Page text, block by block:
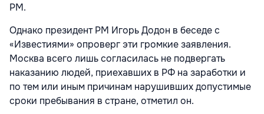
РМ.
Однако президент РМ Игорь Додон в беседе с
«Известиями» опроверг эти громкие заявления.
Москва всего лишь согласилась не подвергать
наказанию людей, приехавших в РФ на заработки и
по тем или иным причинам нарушивших допустимые
сроки пребывания в стране, отметил он.